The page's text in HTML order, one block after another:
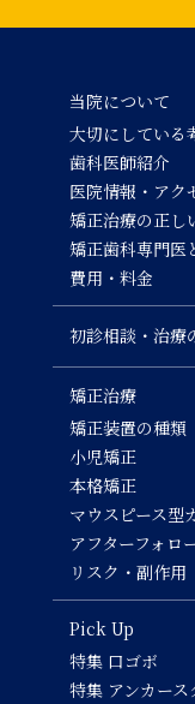
当院について
大切にしている
歯科医師紹介
医院情報・アク
矯正治療の正し
矯正歯科専門医
費用・料金
初診相談・治療
矯正治療
矯正装置の種類
小児矯正
本格矯正
マウスピース型
アフターフォロ
リスク・副作用
Pick Up
特集 口ゴボ
特集 アンカー